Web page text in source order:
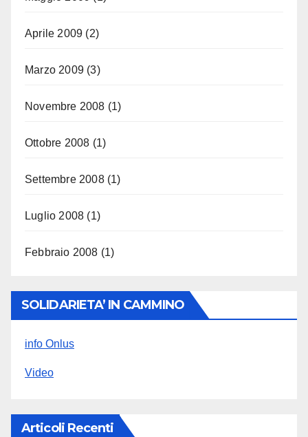
Aprile 2009 (2)
Marzo 2009 (3)
Novembre 2008 (1)
Ottobre 2008 (1)
Settembre 2008(1)
Luglio 2008 (1)
Febbraio 2008 (1)
SOLIDARIETA’ IN CAMMINO
info Onlus
Video
Articoli Recenti